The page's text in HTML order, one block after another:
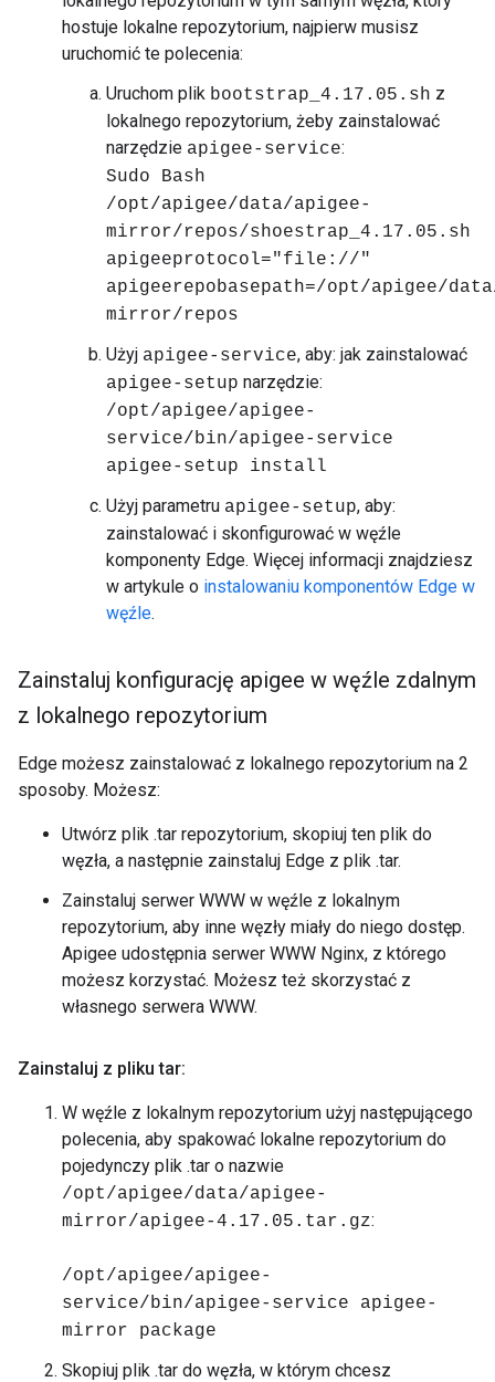
hostuje lokalne repozytorium, najpierw musisz
uruchomić te polecenia:
Uruchom plik bootstrap_4.17.05.sh z
lokalnego repozytorium, żeby zainstalować
narzędzie apigee-service:
Sudo Bash
/opt/apigee/data/apigee-
mirror/repos/shoestrap_4.17.05.sh
apigeeprotocol="file://"
apigeerepobasepath=/opt/apigee/
mirror/repos
Użyj apigee-service, aby: jak zainstalować
apigee-setup narzędzie:
/opt/apigee/apigee-
service/bin/apigee-service
apigee-setup install
Użyj parametru apigee-setup, aby:
zainstalować i skonfigurować w węźle
komponenty Edge. Więcej informacji znajdziesz
w artykule o instalowaniu komponentów Edge w
węźle.
Zainstaluj konfigurację apigee w węźle zdalnym
z lokalnego repozytorium
Edge możesz zainstalować z lokalnego repozytorium na 2
sposoby. Możesz:
Utwórz plik .tar repozytorium, skopiuj ten plik do
węzła, a następnie zainstaluj Edge z plik .tar.
Zainstaluj serwer WWW w węźle z lokalnym
repozytorium, aby inne węzły miały do niego dostęp.
Apigee udostępnia serwer WWW Nginx, z którego
możesz korzystać. Możesz też skorzystać z
własnego serwera WWW.
Zainstaluj z pliku tar:
W węźle z lokalnym repozytorium użyj następującego
polecenia, aby spakować lokalne repozytorium do
pojedynczy plik .tar o nazwie
/opt/apigee/data/apigee-
mirror/apigee-4.17.05.tar.gz:
/opt/apigee/apigee-
service/bin/apigee-service apigee-
mirror package
Skopiuj plik .tar do węzła, w którym chcesz